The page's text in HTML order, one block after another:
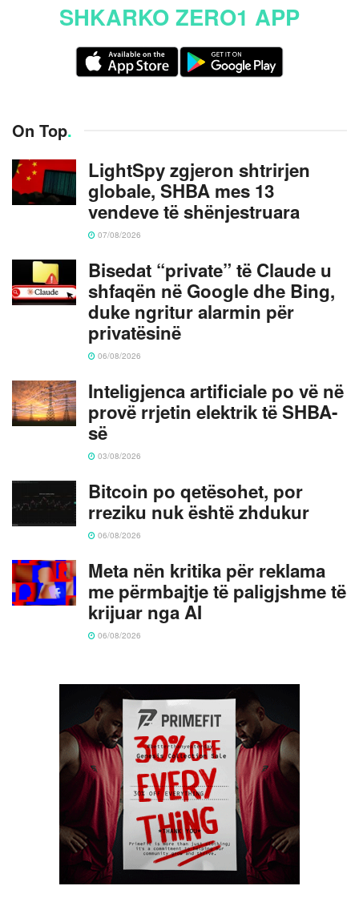
SHKARKO ZERO1 APP
On Top.
LightSpy zgjeron shtrirjen
globale, SHBA mes 13
vendeve të shënjestruara
07/08/2026
Bisedat “private” të Claude u
shfaqën në Google dhe Bing,
duke ngritur alarmin për
privatësinë
06/08/2026
Inteligjenca artificiale po vë në
provë rrjetin elektrik të SHBA-
së
03/08/2026
Bitcoin po qetësohet, por
rreziku nuk është zhdukur
06/08/2026
Meta nën kritika për reklama
me përmbajtje të paligjshme të
krijuar nga AI
06/08/2026